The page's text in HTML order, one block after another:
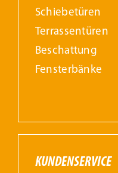
Schiebetüren
Terrassentüren
Beschattung
Fensterbänke
KUNDENSERVICE